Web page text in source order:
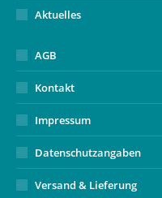
Aktuelles
AGB
Kontakt
Impressum
Datenschutzangaben
Versand & Lieferung